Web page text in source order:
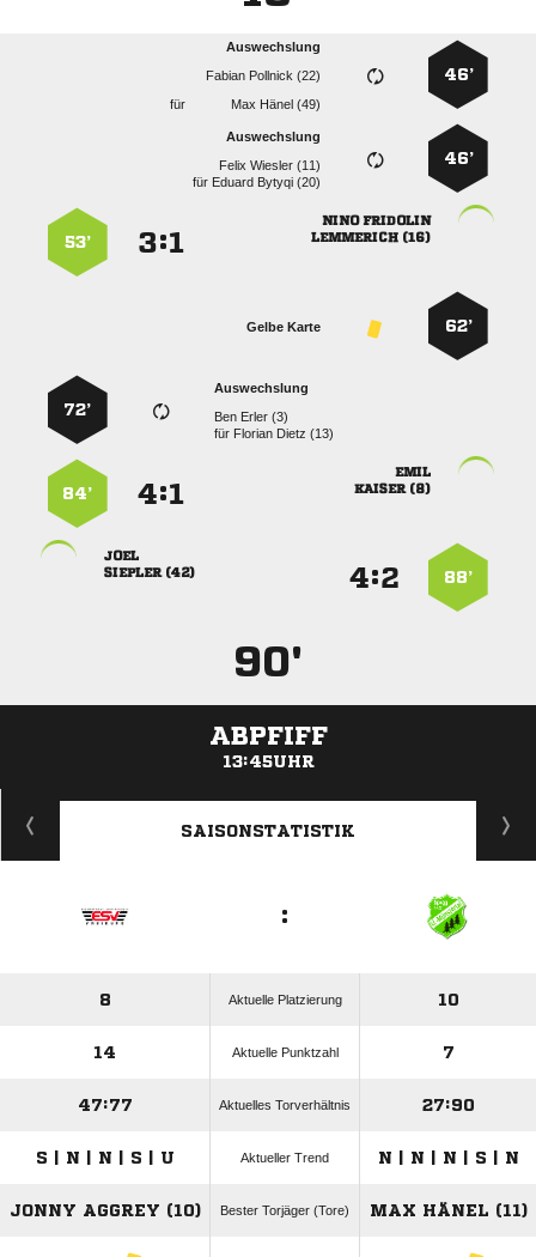
46’
Auswechslung
  
für
  
46’
Auswechslung
  
für   
 
 
:
53’
62’
Gelbe Karte
Auswechslung
  
für   
72’

 
:
84’
88’
:

 
90'
ABPFIFF
13:45UHR
ANZEIGE
SAISONSTATISTIK
:
8 Aktuelle Platzierung 10
14 Aktuelle Punktzahl 7
47:77 Aktuelles Torverhältnis 27:90
S | N | N | S | U Aktueller Trend N | N | N | S | N
JONNY AGGREY (10) Bester Torjäger (Tore) MAX HÄNEL (11)